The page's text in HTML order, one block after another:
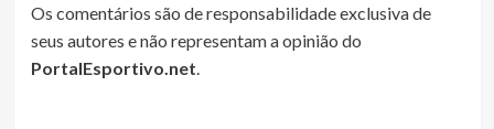
Os comentários são de responsabilidade exclusiva de
seus autores e não representam a opinião do
PortalEsportivo.net.